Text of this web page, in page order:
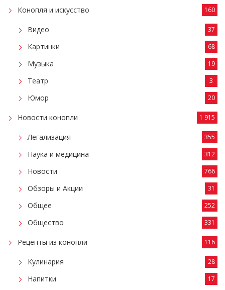
Конопля и искусство 160
Видео 37
Картинки 68
Музыка 19
Театр 3
Юмор 20
Новости конопли 1 915
Легализация 355
Наука и медицина 312
Новости 766
Обзоры и Акции 31
Общее 252
Общество 331
Рецепты из конопли 116
Кулинария 28
Напитки 17